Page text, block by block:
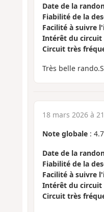
Date de la
Fiabilité de la
Facilité à suivre
Intérêt du circuit
Circuit très
Très belle
18 mars 2026 à
Note globale: 4.7
Date de la
Fiabilité de la
Facilité à suivre
Intérêt du circuit
Circuit très